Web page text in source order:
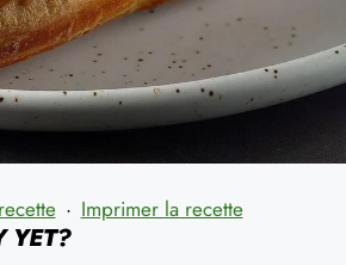
· Imprimer la recette
YET?